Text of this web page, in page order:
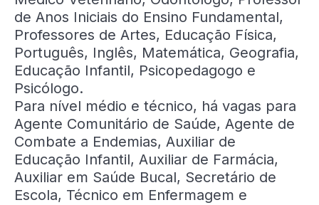
de Anos Iniciais do Ensino Fundamental,
Professores de Artes, Educação Física,
Português, Inglês, Matemática, Geografia,
Educação Infantil, Psicopedagogo e
Psicólogo.
Para nível médio e técnico, há vagas para
Agente Comunitário de Saúde, Agente de
Combate a Endemias, Auxiliar de
Educação Infantil, Auxiliar de Farmácia,
Auxiliar em Saúde Bucal, Secretário de
Escola, Técnico em Enfermagem e